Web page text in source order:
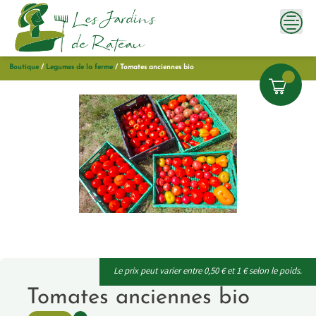
content
Boutique/ Legumes de la ferme/ Tomates anciennes bio
Le prix peut varier entre 0,50 € et 1 € selon le poids.
Tomates anciennes bio